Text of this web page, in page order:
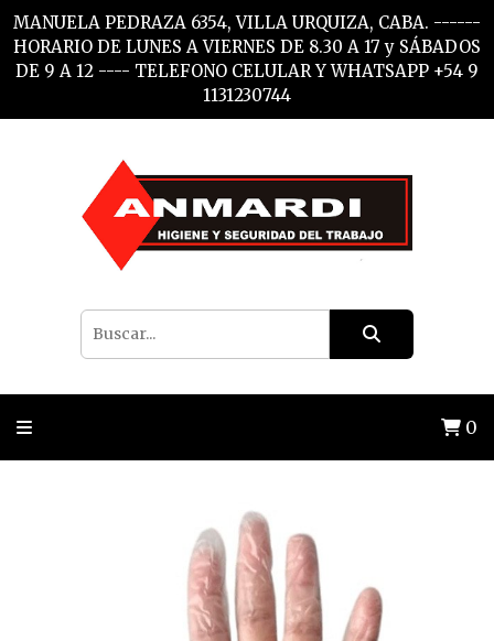
MANUELA PEDRAZA 6354, VILLA URQUIZA, CABA. ------
HORARIO DE LUNES A VIERNES DE 8.30 A 17 y SÁBADOS
DE 9 A 12 ---- TELEFONO CELULAR Y WHATSAPP +54 9
1131230744
0